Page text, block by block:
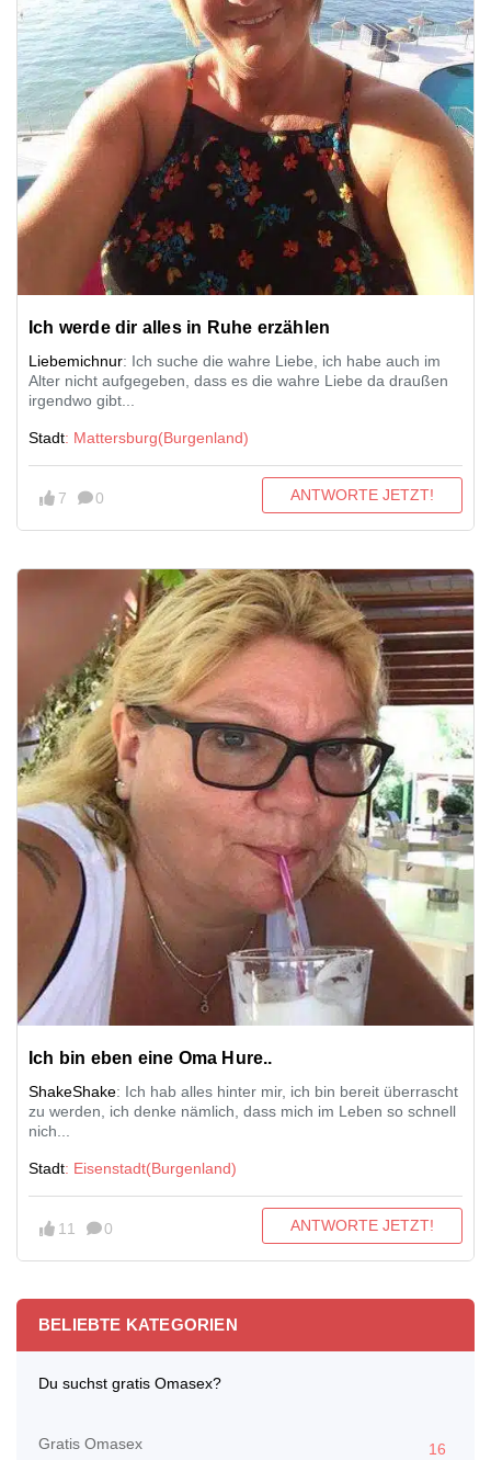
Ich werde dir alles in Ruhe erzählen
Liebemichnur: Ich suche die wahre Liebe, ich habe auch im
Alter nicht aufgegeben, dass es die wahre Liebe da draußen
irgendwo gibt...
Stadt: Mattersburg(Burgenland)
7 0 ANTWORTE JETZT!
Ich bin eben eine Oma Hure..
ShakeShake: Ich hab alles hinter mir, ich bin bereit überrascht
zu werden, ich denke nämlich, dass mich im Leben so schnell
nich...
Stadt: Eisenstadt(Burgenland)
11 0 ANTWORTE JETZT!
BELIEBTE KATEGORIEN
Du suchst gratis Omasex?
Gratis Omasex
16